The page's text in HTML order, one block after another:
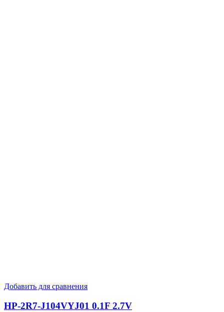
Добавить для сравнения
HP-2R7-J104VYJ01 0.1F 2.7V